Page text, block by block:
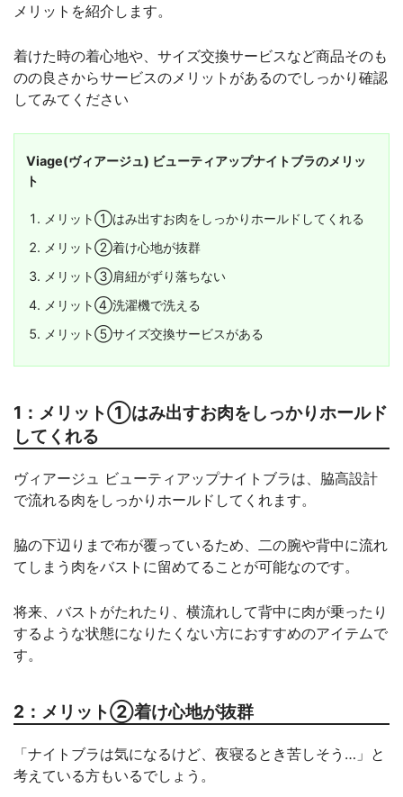
メリットを紹介します。
着けた時の着心地や、サイズ交換サービスなど商品そのも
のの良さからサービスのメリットがあるのでしっかり確認
してみてください
Viage(ヴィアージュ) ビューティアップナイトブラのメリッ
ト
メリット①はみ出すお肉をしっかりホールドしてくれる
メリット②着け心地が抜群
メリット③肩紐がずり落ちない
メリット④洗濯機で洗える
メリット⑤サイズ交換サービスがある
1：メリット①はみ出すお肉をしっかりホールド
してくれる
ヴィアージュ ビューティアップナイトブラは、脇高設計
で流れる肉をしっかりホールドしてくれます。
脇の下辺りまで布が覆っているため、二の腕や背中に流れ
てしまう肉をバストに留めてることが可能なのです。
将来、バストがたれたり、横流れして背中に肉が乗ったり
するような状態になりたくない方におすすめのアイテムで
す。
2：メリット②着け心地が抜群
「ナイトブラは気になるけど、夜寝るとき苦しそう…」と
考えている方もいるでしょう。